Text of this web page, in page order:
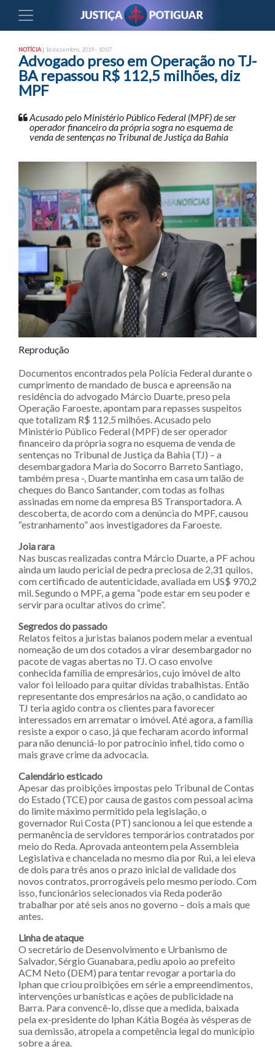
NOTÍCIA | 16 dezembro, 2019 - 10:07
Advogado preso em Operação no TJ-
BA repassou R$ 112,5 milhões, diz
MPF
Acusado pelo Ministério Público Federal (MPF) de ser
operador financeiro da própria sogra no esquema de
venda de sentenças no Tribunal de Justiça da Bahia
Reprodução
Documentos encontrados pela Polícia Federal durante o
cumprimento de mandado de busca e apreensão na
residência do advogado Márcio Duarte, preso pela
Operação Faroeste, apontam para repasses suspeitos
que totalizam R$ 112,5 milhões. Acusado pelo
Ministério Público Federal (MPF) de ser operador
financeiro da própria sogra no esquema de venda de
sentenças no Tribunal de Justiça da Bahia (TJ) – a
desembargadora Maria do Socorro Barreto Santiago,
também presa -, Duarte mantinha em casa um talão de
cheques do Banco Santander, com todas as folhas
assinadas em nome da empresa BS Transportadora. A
descoberta, de acordo com a denúncia do MPF, causou
“estranhamento” aos investigadores da Faroeste.
Joia rara
Nas buscas realizadas contra Márcio Duarte, a PF achou
ainda um laudo pericial de pedra preciosa de 2,31 quilos,
com certificado de autenticidade, avaliada em US$ 970,2
mil. Segundo o MPF, a gema “pode estar em seu poder e
servir para ocultar ativos do crime”.
Segredos do passado
Relatos feitos a juristas baianos podem melar a eventual
nomeação de um dos cotados a virar desembargador no
pacote de vagas abertas no TJ. O caso envolve
conhecida família de empresários, cujo imóvel de alto
valor foi leiloado para quitar dívidas trabalhistas. Então
representante dos empresários na ação, o candidato ao
TJ teria agido contra os clientes para favorecer
interessados em arrematar o imóvel. Até agora, a família
resiste a expor o caso, já que fecharam acordo informal
para não denunciá-lo por patrocínio infiel, tido como o
mais grave crime da advocacia.
Calendário esticado
Apesar das proibições impostas pelo Tribunal de Contas
do Estado (TCE) por causa de gastos com pessoal acima
do limite máximo permitido pela legislação, o
governador Rui Costa (PT) sancionou a lei que estende a
permanência de servidores temporários contratados por
meio do Reda. Aprovada anteontem pela Assembleia
Legislativa e chancelada no mesmo dia por Rui, a lei eleva
de dois para três anos o prazo inicial de validade dos
novos contratos, prorrogáveis pelo mesmo período. Com
isso, funcionários selecionados via Reda poderão
trabalhar por até seis anos no governo – dois a mais que
antes.
Linha de ataque
O secretário de Desenvolvimento e Urbanismo de
Salvador, Sérgio Guanabara, pediu apoio ao prefeito
ACM Neto (DEM) para tentar revogar a portaria do
Iphan que criou proibições em série a empreendimentos,
intervenções urbanísticas e ações de publicidade na
Barra. Para convencê-lo, disse que a medida, baixada
pela ex-presidente do Iphan Kátia Bogéa às vésperas de
sua demissão, atropela a competência legal do município
sobre a área.